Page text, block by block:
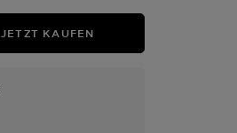
JETZT KAUFEN